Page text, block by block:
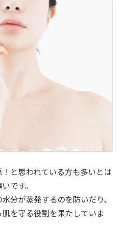
と思われている方も多いとは
です。
分が蒸発するのを防いだり、
を守る役割を果たしていま